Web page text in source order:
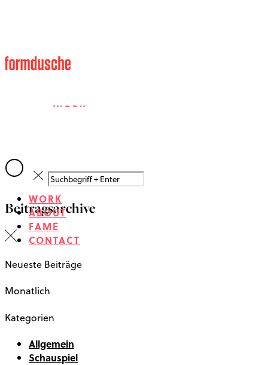
WORK
FAME
CONTACT
WORK
ABOUT
FAME
CONTACT
Beitragsarchive
Neueste Beiträge
Monatlich
Kategorien
Allgemein
Schauspiel